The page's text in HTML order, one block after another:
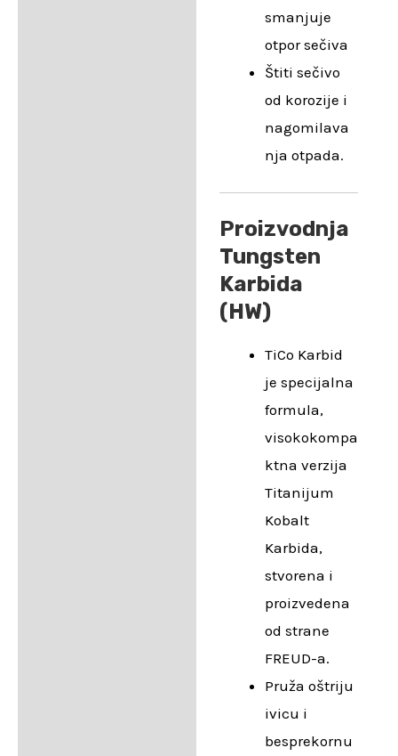
smanjuje
otpor sečiva
Štiti sečivo
od korozije i
nagomilava
nja otpada.
Proizvodnja
Tungsten
Karbida
(HW)
TiCo Karbid
je specijalna
formula,
visokokompa
ktna verzija
Titanijum
Kobalt
Karbida,
stvorena i
proizvedena
od strane
FREUD-a.
Pruža oštriju
ivicu i
besprekornu